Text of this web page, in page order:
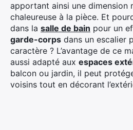
apportant ainsi une dimension
chaleureuse à la pièce. Et
dans la salle de bain pour un
garde-corps dans un escalier
caractère ? L’avantage de ce
aussi adapté aux espaces
balcon ou jardin, il peut
voisins tout en décorant